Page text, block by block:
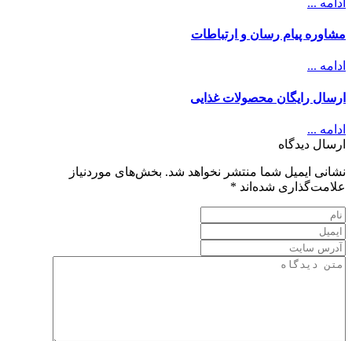
مشاوره پیام رسان و ارتباطات
ادامه ...
ارسال رایگان محصولات غذایی
ادامه ...
ارسال دیدگاه
نشانی ایمیل شما منتشر نخواهد شد. بخش‌های موردنیاز
علامت‌گذاری شده‌اند *